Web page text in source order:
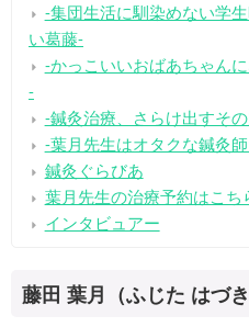
-集団生活に馴染めない学
い葛藤-
-かっこいいおばあちゃん
-
-鍼灸治療、さらけ出すそ
-葉月先生はオタクな鍼灸
鍼灸ぐらびあ
葉月先生の治療予約はこち
インタビュアー
藤田 葉月（ふじた はづ